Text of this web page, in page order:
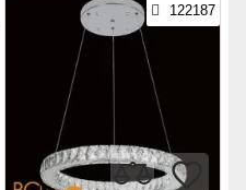
122187